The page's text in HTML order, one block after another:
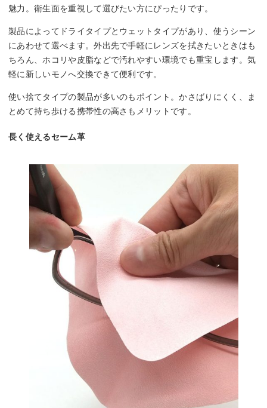
魅力。衛生面を重視して選びたい方にぴったりです。
製品によってドライタイプとウェットタイプがあり、使うシーン
にあわせて選べます。外出先で手軽にレンズを拭きたいときはも
ちろん、ホコリや皮脂などで汚れやすい環境でも重宝します。気
軽に新しいモノへ交換できて便利です。
使い捨てタイプの製品が多いのもポイント。かさばりにくく、ま
とめて持ち歩ける携帯性の高さもメリットです。
長く使えるセーム革